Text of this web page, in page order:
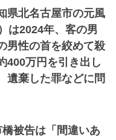
県北名古屋市の元風
は2024年、客の男
男性の首を絞めて殺
400万円を引き出し
遺棄した罪などに問
被告は「間違いあ